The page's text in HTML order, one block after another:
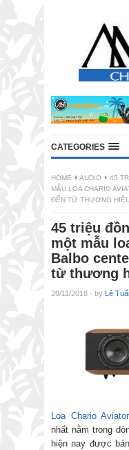
CATEGORIES
HOME AUDIO
45
MẪU LOA CHARIO
ĐẾN TỪ THƯƠNG
45 triệu
một mẫu
Balbo
từ thương
20/11/2018 · by Lê
Loa Chario
nhất nằm trong
hiện nay được